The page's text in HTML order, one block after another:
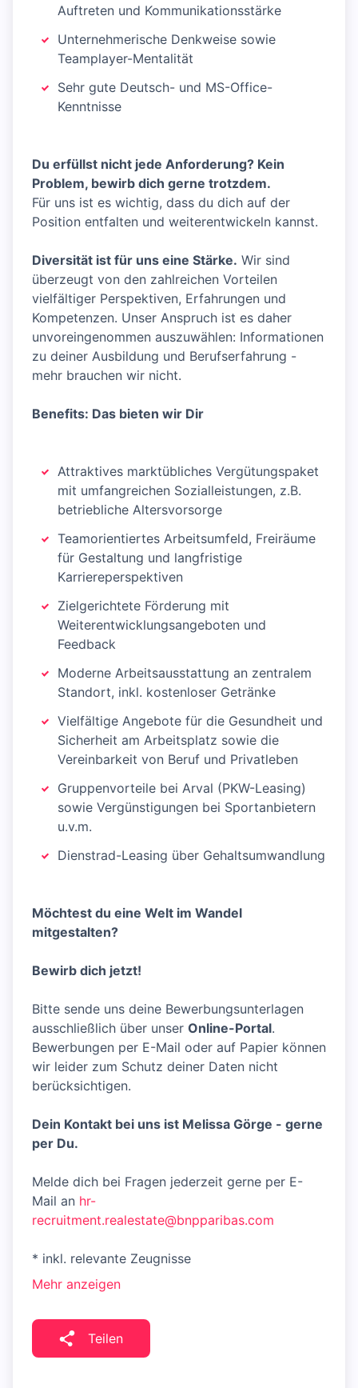
Auftreten und Kommunikationsstärke
Unternehmerische Denkweise sowie
Teamplayer-Mentalität
Sehr gute Deutsch- und MS-Office-
Kenntnisse
Du erfüllst nicht jede Anforderung? Kein
Problem, bewirb dich gerne trotzdem.
Für uns ist es wichtig, dass du dich auf der
Position entfalten und weiterentwickeln kannst.
Diversität ist für uns eine Stärke. Wir sind
überzeugt von den zahlreichen Vorteilen
vielfältiger Perspektiven, Erfahrungen und
Kompetenzen. Unser Anspruch ist es daher
unvoreingenommen auszuwählen: Informationen
zu deiner Ausbildung und Berufserfahrung -
mehr brauchen wir nicht.
Benefits: Das bieten wir Dir
Attraktives marktübliches Vergütungspaket
mit umfangreichen Sozialleistungen, z.B.
betriebliche Altersvorsorge
Teamorientiertes Arbeitsumfeld, Freiräume
für Gestaltung und langfristige
Karriereperspektiven
Zielgerichtete Förderung mit
Weiterentwicklungsangeboten und
Feedback
Moderne Arbeitsausstattung an zentralem
Standort, inkl. kostenloser Getränke
Vielfältige Angebote für die Gesundheit und
Sicherheit am Arbeitsplatz sowie die
Vereinbarkeit von Beruf und Privatleben
Gruppenvorteile bei Arval (PKW-Leasing)
sowie Vergünstigungen bei Sportanbietern
u.v.m.
Dienstrad-Leasing über Gehaltsumwandlung
Möchtest du eine Welt im Wandel
mitgestalten?
Bewirb dich jetzt!
Bitte sende uns deine Bewerbungsunterlagen
ausschließlich über unser Online-Portal.
Bewerbungen per E-Mail oder auf Papier können
wir leider zum Schutz deiner Daten nicht
berücksichtigen.
Dein Kontakt bei uns ist Melissa Görge - gerne
per Du.
Melde dich bei Fragen jederzeit gerne per E-
Mail an hr-
recruitment.realestate@bnpparibas.com
* inkl. relevante Zeugnisse
Mehr anzeigen
Teilen